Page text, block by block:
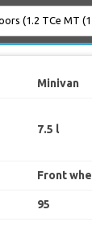
Minivan
7.5 l
Front
95